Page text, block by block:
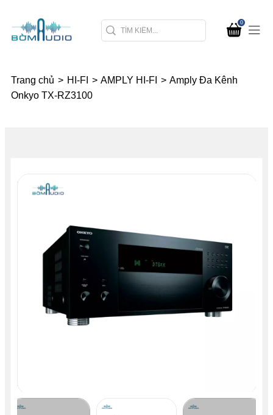
0
Trang chủ > HI-FI > AMPLY HI-FI > Amply Đa Kênh
Onkyo TX-RZ3100